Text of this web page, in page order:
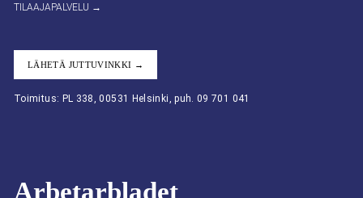
TILAAJAPALVELU →
LÄHETÄ JUTTUVINKKI →
Toimitus: PL 338, 00531 Helsinki, puh. 09 701 041
Arbetarbladet